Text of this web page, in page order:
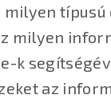
milyen típusú
milyen
k
az